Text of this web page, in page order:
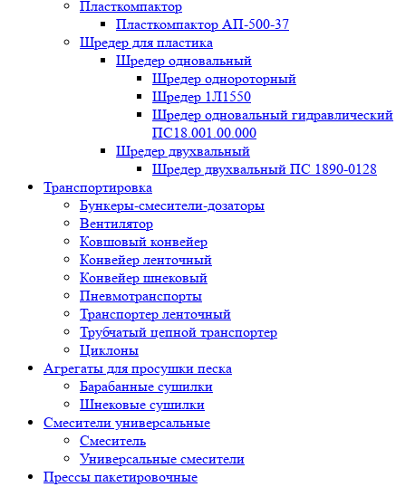
Пласткомпактор
Пласткомпактор АП-500-37
Шредер для пластика
Шредер одновальный
Шредер однороторный
Шредер 1Л1550
Шредер одновальный гидравлический
ПС18.001.00.000
Шредер двухвальный
Шредер двухвальный ПС 1890-0128
Транспортировка
Бункеры-смесители-дозаторы
Вентилятор
Ковшовый конвейер
Конвейер ленточный
Конвейер шнековый
Пневмотранспорты
Транспортер ленточный
Трубчатый цепной транспортер
Циклоны
Агрегаты для просушки песка
Барабанные сушилки
Шнековые сушилки
Смесители универсальные
Смеситель
Универсальные смесители
Прессы пакетировочные